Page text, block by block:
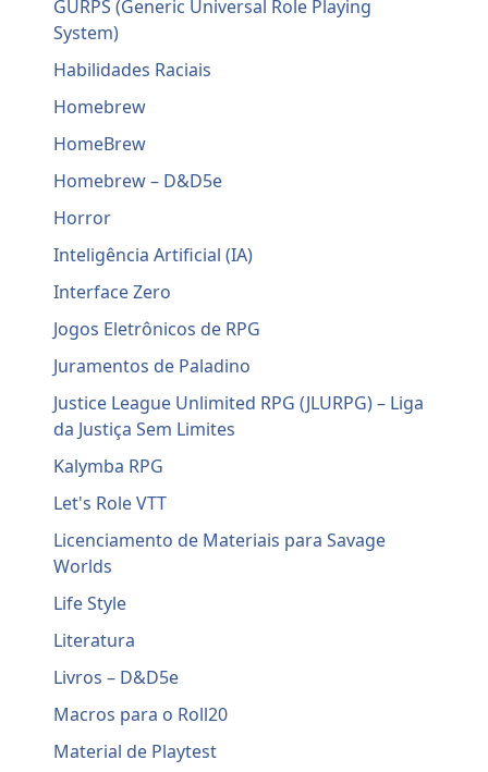
GURPS (Generic Universal Role Playing
System)
Habilidades Raciais
Homebrew
HomeBrew
Homebrew – D&D5e
Horror
Inteligência Artificial (IA)
Interface Zero
Jogos Eletrônicos de RPG
Juramentos de Paladino
Justice League Unlimited RPG (JLURPG) – Liga
da Justiça Sem Limites
Kalymba RPG
Let's Role VTT
Licenciamento de Materiais para Savage
Worlds
Life Style
Literatura
Livros – D&D5e
Macros para o Roll20
Material de Playtest